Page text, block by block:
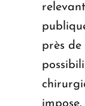
près de
impose.